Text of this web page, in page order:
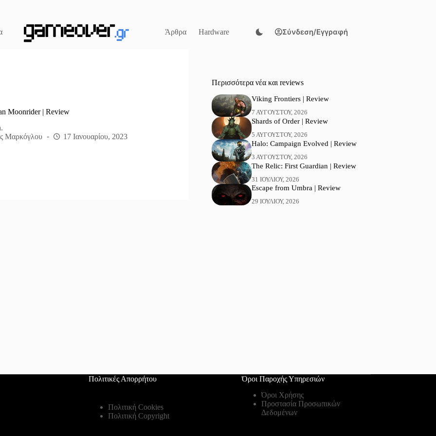
Άρθρα Hardware Σύνδεση/Εγγραφή
Moonrider | Review
Μαρκόγλου
17 Ιανουαρίου, 2023
Περισσότερα νέα και reviews
Viking Frontiers | Review
7 ΑΥΓΟΎΣΤΟΥ, 2026
Shards of Order | Review
5 ΑΥΓΟΎΣΤΟΥ, 2026
Halo: Campaign Evolved | Review
3 ΑΥΓΟΎΣΤΟΥ, 2026
The Relic: First Guardian | Review
31 ΙΟΥΛΊΟΥ, 2026
Escape from Umbra | Review
29 ΙΟΥΛΊΟΥ, 2026
Πολιτικές Απορρήτου
Πολιτική Cookies
Πολιτική Copyright
Όροι Παροχής Υπηρεσιών
Όροι Χρήσης
Προστασία Προσωπικών
Δεδομένων